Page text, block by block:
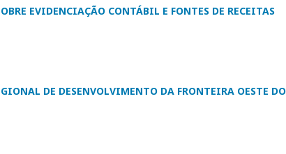
EVIDENCIAÇÃO CONTÁBIL E FONTES DE RECEITAS
DE DESENVOLVIMENTO DA FRONTEIRA OESTE DO